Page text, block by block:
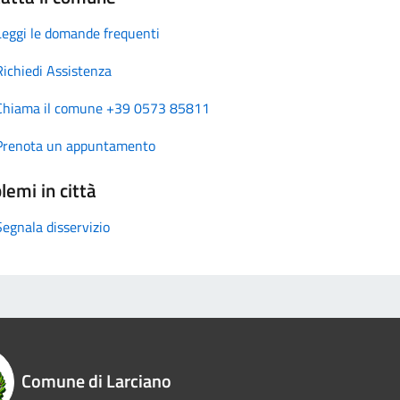
le domande frequenti
Assistenza
il comune +39 0573 85811
un appuntamento
in città
disservizio
Comune di Larciano